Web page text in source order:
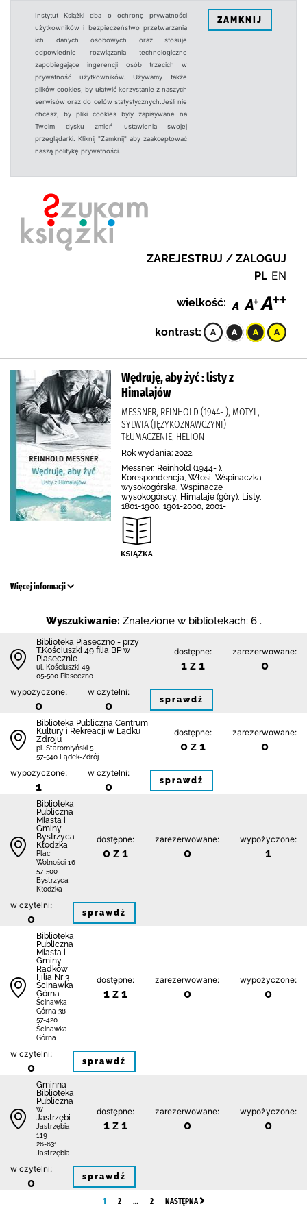
Instytut Książki dba o ochronę prywatności
użytkowników i bezpieczeństwo przetwarzania
ich danych osobowych oraz stosuje
odpowiednie rozwiązania technologiczne
zapobiegające ingerencji osób trzecich w
prywatność użytkowników. Używamy także
plików cookies, by ułatwić korzystanie z naszych
serwisów oraz do celów statystycznych.Jeśli nie
chcesz, by pliki cookies były zapisywane na
Twoim dysku zmień ustawienia swojej
przeglądarki. Kliknij "Zamknij" aby zaakceptować
naszą politykę prywatności.
ZAMKNIJ
ZAREJESTRUJ / ZALOGUJ
PL EN
wielkość:
kontrast:
Wędruję, aby żyć : listy z
Himalajów
MESSNER, REINHOLD (1944- ), MOTYL,
SYLWIA (JĘZYKOZNAWCZYNI)
TŁUMACZENIE, HELION
Rok wydania: 2022.
Messner, Reinhold (1944- ),
Korespondencja, Włosi, Wspinaczka
wysokogórska, Wspinacze
wysokogórscy, Himalaje (góry), Listy,
1801-1900, 1901-2000, 2001-
Więcej informacji
Wyszukiwanie: Znalezione w bibliotekach: 6 .
Biblioteka Piaseczno - przy
T.Kościuszki 49 filia BP w
Piasecznie
ul. Kościuszki 49
05-500 Piaseczno
dostępne:
1 z 1
zarezerwowane:
0
wypożyczone:
0
w czytelni:
0 sprawdź
Biblioteka Publiczna Centrum
Kultury i Rekreacji w Lądku
Zdroju
pl. Staromłyński 5
57-540 Lądek-Zdrój
dostępne:
0 z 1
zarezerwowane:
0
wypożyczone:
1
w czytelni:
0 sprawdź
Biblioteka
Publiczna
Miasta i
Gminy
Bystrzyca
Kłodzka
Plac
Wolności 16
57-500
Bystrzyca
Kłodzka
dostępne:
0 z 1
zarezerwowane:
0
wypożyczone:
1
w czytelni:
0 sprawdź
Biblioteka
Publiczna
Miasta i
Gminy
Radków
Filia Nr 3
Ścinawka
Górna
Ścinawka
Górna 38
57-420
Ścinawka
Górna
dostępne:
1 z 1
zarezerwowane:
0
wypożyczone:
0
w czytelni:
0 sprawdź
Gminna
Biblioteka
Publiczna
w
Jastrzębi
Jastrzębia
119
26-631
Jastrzębia
dostępne:
1 z 1
zarezerwowane:
0
wypożyczone:
0
w czytelni:
0 sprawdź
1 2 … 2 NASTĘPNA